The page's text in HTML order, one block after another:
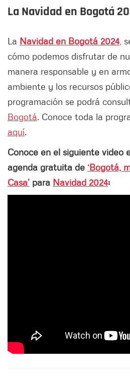
La Navidad en Bogotá
La Navidad en Bogotá 2024,
cómo podemos disfrutar de
manera responsable y en
ambiente y los recursos
programación se podrá
Bogotá. Conoce toda la
aquí.
Conoce en el siguiente video
agenda gratuita de ‘Bogotá,
Casa’ para Navidad 2024: